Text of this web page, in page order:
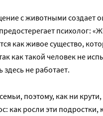
с животными создает
психолог:
как живое существо,
как такой человек не
не работает.
поэтому, как ни крути,
как росли эти подростки,